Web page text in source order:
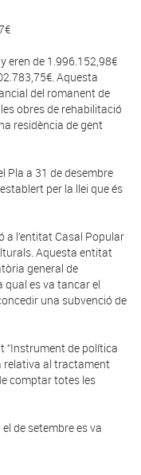
eren de 1.996.152,98€
Aquesta
del romanent de
obres de rehabilitació
residència de gent
Pla a 31 de desembre
per la llei que és
a l’entitat Casal Popular
Aquesta entitat
general de
qual es va tancar el
una subvenció de
“Instrument de política
relativa al tractament
comptar totes les
de setembre es va